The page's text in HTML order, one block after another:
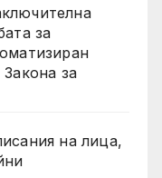
за
за
на лица,